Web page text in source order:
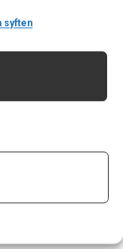
syften